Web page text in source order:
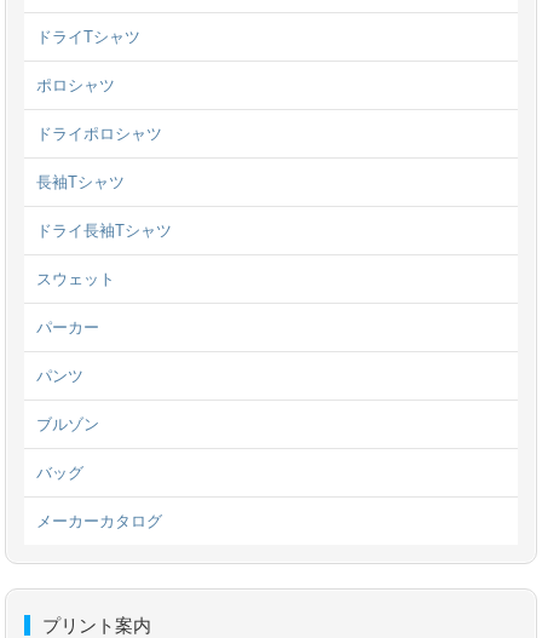
ドライTシャツ
ポロシャツ
ドライポロシャツ
長袖Tシャツ
ドライ長袖Tシャツ
スウェット
パーカー
パンツ
ブルゾン
バッグ
メーカーカタログ
プリント案内